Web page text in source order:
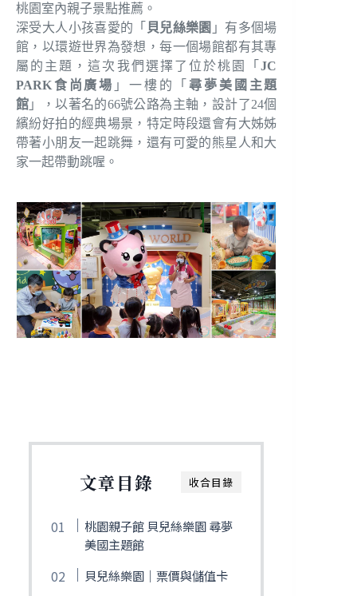
桃園室內親子景點推薦。
深受大人小孩喜愛的「 貝兒絲樂園 」有多個場
館，以環遊世界為發想，每一個場館都有其專
屬的主題，這次我們選擇了位於桃園「JC
PARK食尚廣場 」一樓的「尋夢美國主題
館 」，以著名的66號公路為主軸，設計了24個
繽紛好拍的經典場景，特定時段還會有大姊姊
帶著小朋友一起跳舞，還有可愛的熊星人和大
家一起帶動跳喔。
收合目錄
文章目錄
桃園親子館 貝兒絲樂園 尋夢
美國主題館
貝兒絲樂園｜票價與儲值卡